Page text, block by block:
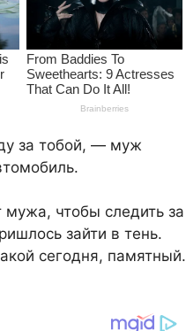
за тобой, — муж
мужа, чтобы следить за
зайти в тень.
сегодня, памятный.